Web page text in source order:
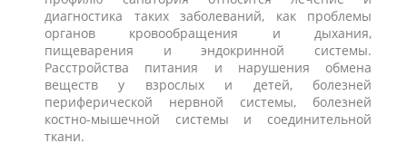
диагностика таких заболеваний, как проблемы
органов кровообращения и дыхания,
пищеварения и эндокринной системы.
Расстройства питания и нарушения обмена
веществ у взрослых и детей, болезней
периферической нервной системы, болезней
костно-мышечной системы и соединительной
ткани.